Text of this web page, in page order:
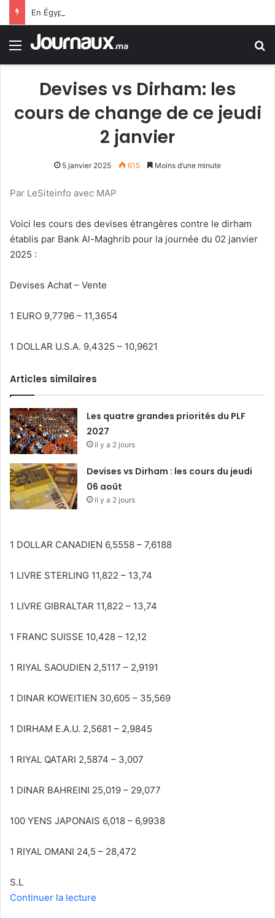
Menu
Devises vs Dirham: les
cours de change de ce jeudi
2 janvier
5 janvier 2025 615 Moins d’une minute
Par LeSiteinfo avec MAP
Voici les cours des devises étrangères contre le dirham
établis par Bank Al-Maghrib pour la journée du 02 janvier
2025 :
Devises Achat – Vente
1 EURO 9,7796 – 11,3654
1 DOLLAR U.S.A. 9,4325 – 10,9621
Articles similaires
Les quatre grandes priorités du PLF
2027
il y a 2 jours
Devises vs Dirham : les cours du jeudi
06 août
il y a 2 jours
1 DOLLAR CANADIEN 6,5558 – 7,6188
1 LIVRE STERLING 11,822 – 13,74
1 LIVRE GIBRALTAR 11,822 – 13,74
1 FRANC SUISSE 10,428 – 12,12
1 RIYAL SAOUDIEN 2,5117 – 2,9191
1 DINAR KOWEITIEN 30,605 – 35,569
1 DIRHAM E.A.U. 2,5681 – 2,9845
1 RIYAL QATARI 2,5874 – 3,007
1 DINAR BAHREINI 25,019 – 29,077
100 YENS JAPONAIS 6,018 – 6,9938
1 RIYAL OMANI 24,5 – 28,472
S.L
Continuer la lecture